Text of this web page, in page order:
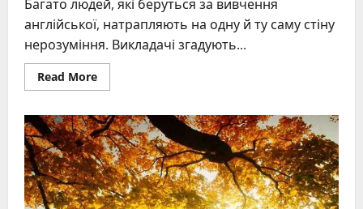
Багато людей, які беруться за вивчення
англійської, натрапляють на одну й ту саму стіну
нерозуміння. Викладачі згадують...
Read MoreRead
more
кількість
часів
в
англійській
мові
без
заплутаних
теорій